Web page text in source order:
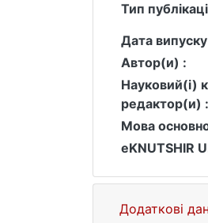
Тип
Дата
Автор(и) :
Науковий(і)
редактор(и) :
Мова
eKNUTSHIR
Додаткові